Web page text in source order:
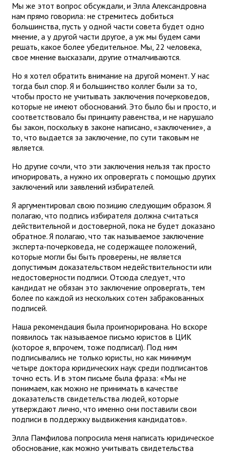
Мы же этот вопрос обсуждали, и Элла Александровна
нам прямо говорила: не стремитесь добиться
большинства, пусть у одной части совета будет одно
мнение, а у другой части другое, а уж мы будем сами
решать, какое более убедительное. Мы, 22 человека,
свое мнение высказали, другие отмалчиваются.
Но я хотел обратить внимание на другой момент. У нас
тогда был спор. Я и большинство коллег были за то,
чтобы просто не учитывать заключения почерковедов,
которые не имеют обоснований. Это было бы и просто, и
соответствовало бы принципу равенства, и не нарушало
бы закон, поскольку в законе написано, «заключение», а
то, что выдается за заключение, по сути таковым не
является.
Но другие сочли, что эти заключения нельзя так просто
игнорировать, а нужно их опровергать с помощью других
заключений или заявлений избирателей.
Я аргументировал свою позицию следующим образом. Я
полагаю, что подпись избирателя должна считаться
действительной и достоверной, пока не будет доказано
обратное. Я полагаю, что так называемое заключение
эксперта-почерковеда, не содержащее положений,
которые могли бы быть проверены, не является
допустимым доказательством недействительности или
недостоверности подписи. Отсюда следует, что
кандидат не обязан это заключение опровергать, тем
более по каждой из нескольких сотен забракованных
подписей.
Наша рекомендация была проигнорирована. Но вскоре
появилось так называемое письмо юристов в ЦИК
(которое я, впрочем, тоже подписал). Под ним
подписывались не только юристы, но как минимум
четыре доктора юридических наук среди подписантов
точно есть. И в этом письме была фраза: «Мы не
понимаем, как можно не принимать в качестве
доказательств свидетельства людей, которые
утверждают лично, что именно они поставили свои
подписи в поддержку выдвижения кандидатов».
Элла Памфилова попросила меня написать юридическое
обоснование, как можно учитывать свидетельства